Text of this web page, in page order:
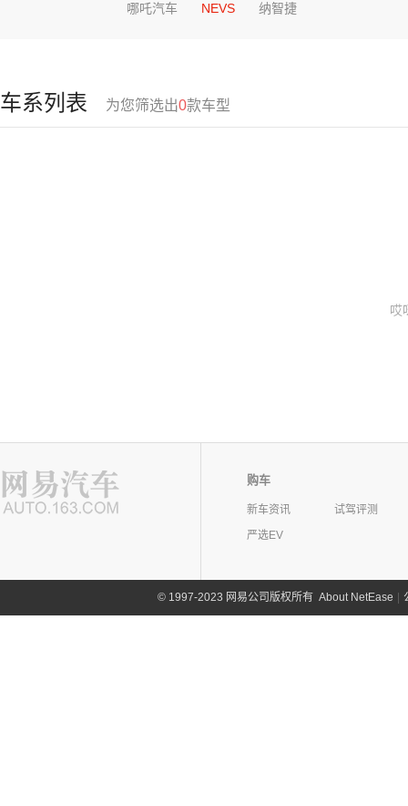
哪吒汽车 NEVS 纳智捷
车系列表 为您筛选出0款车型
哎
购车
新车资讯
试驾评测
严选EV
©1997-2023 网易公司版权所有 About NetEase